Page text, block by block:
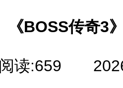
《BOSS传奇3
阅读:659